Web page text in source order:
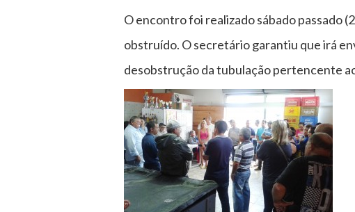
O encontro foi realizado sábado passado
obstruído. O secretário garantiu que irá
desobstrução da tubulação pertencente